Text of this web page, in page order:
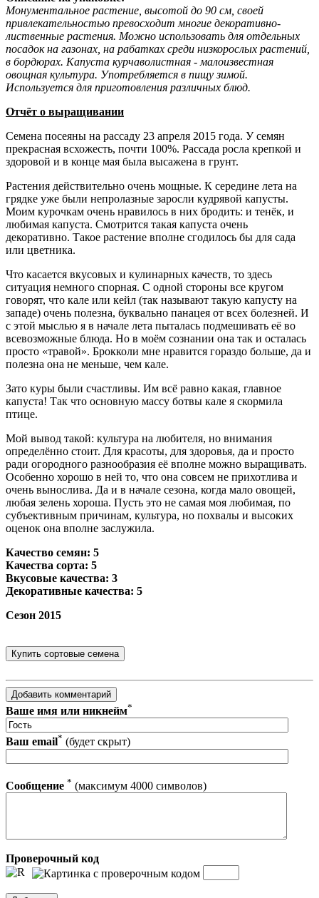
Монументальное растение, высотой до 90 см, своей
привлекательностью превосходит многие декоративно-
лиственные растения. Можно использовать для отдельных
посадок на газонах, на рабатках среди низкорослых растений,
в бордюрах. Капуста курчаволистная - малоизвестная
овощная культура. Употребляется в пищу зимой.
Используется для приготовления различных блюд.
Отчёт о выращивании
Семена посеяны на рассаду 23 апреля 2015 года. У семян
прекрасная всхожесть, почти 100%. Рассада росла крепкой и
здоровой и в конце мая была высажена в грунт.
Растения действительно очень мощные. К середине лета на
грядке уже были непролазные заросли кудрявой капусты.
Моим курочкам очень нравилось в них бродить: и тенёк, и
любимая капуста. Смотрится такая капуста очень
декоративно. Такое растение вполне сгодилось бы для сада
или цветника.
Что касается вкусовых и кулинарных качеств, то здесь
ситуация немного спорная. С одной стороны все кругом
говорят, что кале или кейл (так называют такую капусту на
западе) очень полезна, буквально панацея от всех болезней. И
с этой мыслью я в начале лета пыталась подмешивать её во
всевозможные блюда. Но в моём сознании она так и осталась
просто «травой». Брокколи мне нравится гораздо больше, да и
полезна она не меньше, чем кале.
Зато куры были счастливы. Им всё равно какая, главное
капуста! Так что основную массу ботвы кале я скормила
птице.
Мой вывод такой: культура на любителя, но внимания
определённо стоит. Для красоты, для здоровья, да и просто
ради огородного разнообразия её вполне можно выращивать.
Особенно хорошо в ней то, что она совсем не прихотлива и
очень вынослива. Да и в начале сезона, когда мало овощей,
любая зелень хороша. Пусть это не самая моя любимая, по
субъективным причинам, культура, но похвалы и высоких
оценок она вполне заслужила.
Качество семян: 5
Качества сорта: 5
Вкусовые качества: 3
Декоративные качества: 5
Сезон 2015
Ваше имя или никнейм*
Ваш email* (будет скрыт)
Сообщение * (максимум 4000 символов)
Проверочный код